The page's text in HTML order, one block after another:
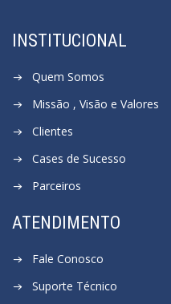
INSTITUCIONAL
Quem Somos
Missão , Visão e Valores
Clientes
Cases de Sucesso
Parceiros
ATENDIMENTO
Fale Conosco
Suporte Técnico